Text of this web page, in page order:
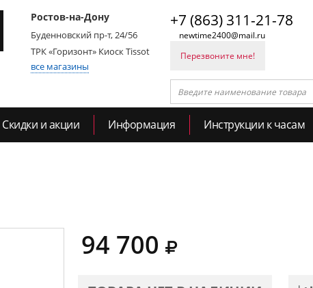
Ростов-на-Дону
Буденновский пр-т, 24/56
ТРК «Горизонт» Киоск Tissot
все магазины
+7 (863) 311-21-78
newtime2400@mail.ru
Перезвоните мне!
Скидки и акции Информация Инструкции к часам
94 700